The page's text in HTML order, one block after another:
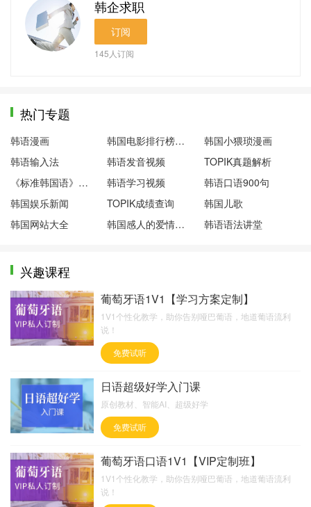
韩企求职
订阅
145 人订阅
热门专题
韩语漫画 韩国电影排行榜前十名
韩国小猥琐漫画
韩语输入法
韩语发音视频
TOPIK真题解析
《标准韩国语》第一册
韩语学习视频
韩语口语900句
韩国娱乐新闻
TOPIK成绩查询
韩国儿歌
韩国网站大全
韩国感人的爱情电影 韩语语法讲堂
兴趣课程
葡萄牙语1V1【学习方案定制】
1V1个性化教学，助你告别哑巴葡语，地道葡语流利
说！
免费试听
日语超级好学入门课
原创教材、智能AI、超级好学
免费试听
葡萄牙语口语1V1【VIP定制班】
1V1个性化教学，助你告别哑巴葡语，地道葡语流利
说！